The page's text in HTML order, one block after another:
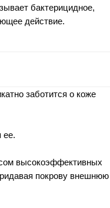
бактерицидное,
действие.
заботится о коже
ее.
высокоэффективных
покрову внешнюю